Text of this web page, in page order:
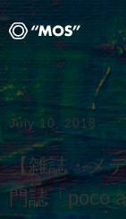
July 10, 2018
【雑誌・メ
門誌「poco